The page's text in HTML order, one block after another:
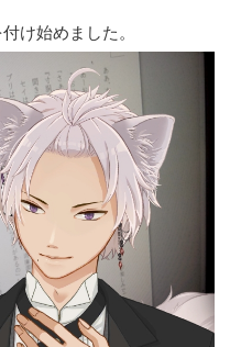
け始めました。